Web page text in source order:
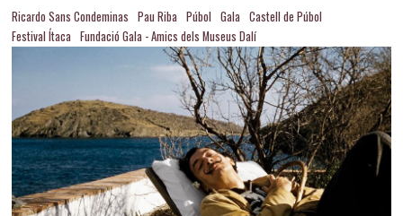
Ricardo Sans Condeminas Pau Riba Púbol Gala Castell de Púbol
Festival Ítaca Fundació Gala - Amics dels Museus Dalí